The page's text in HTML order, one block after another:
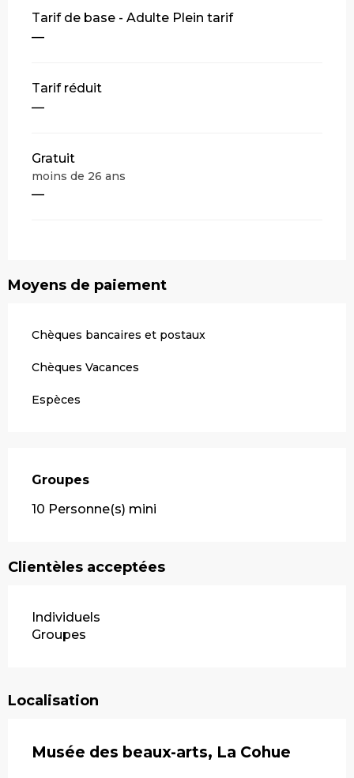
Tarif de base - Adulte Plein tarif
—
Tarif réduit
—
Gratuit
moins de 26 ans
—
Moyens de paiement
Chèques bancaires et postaux
Chèques Vacances
Espèces
Groupes
Groupes
10 Personne(s) mini
Clientèles acceptées
Individuels
Groupes
Localisation
Musée des beaux-arts, La Cohue